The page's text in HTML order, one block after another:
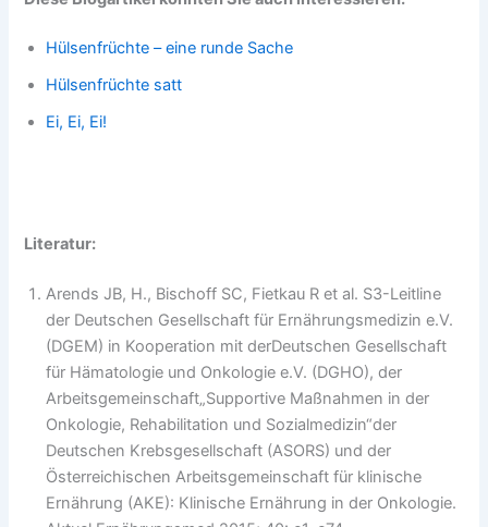
Hülsenfrüchte – eine runde Sache
Hülsenfrüchte satt
Ei, Ei, Ei!
Literatur:
Arends JB, H., Bischoff SC, Fietkau R et al. S3-Leitline
der Deutschen Gesellschaft für Ernährungsmedizin e.V.
(DGEM) in Kooperation mit derDeutschen Gesellschaft
für Hämatologie und Onkologie e.V. (DGHO), der
Arbeitsgemeinschaft„Supportive Maßnahmen in der
Onkologie, Rehabilitation und Sozialmedizin“der
Deutschen Krebsgesellschaft (ASORS) und der
Österreichischen Arbeitsgemeinschaft für klinische
Ernährung (AKE): Klinische Ernährung in der Onkologie.